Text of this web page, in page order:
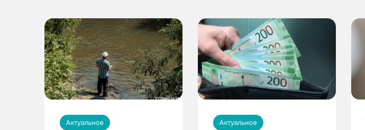
Актуальное Актуальное